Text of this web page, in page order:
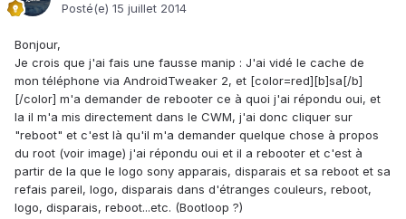
Posté(e) 15 juillet 2014
Bonjour,
Je crois que j'ai fais une fausse manip : J'ai vidé le cache de
mon téléphone via AndroidTweaker 2, et [color=red][b]sa[/b]
[/color] m'a demander de rebooter ce à quoi j'ai répondu oui, et
la il m'a mis directement dans le CWM, j'ai donc cliquer sur
"reboot" et c'est là qu'il m'a demander quelque chose à propos
du root (voir image) j'ai répondu oui et il a rebooter et c'est à
partir de la que le logo sony apparais, disparais et sa reboot et sa
refais pareil, logo, disparais dans d'étranges couleurs, reboot,
logo, disparais, reboot...etc. (Bootloop ?)